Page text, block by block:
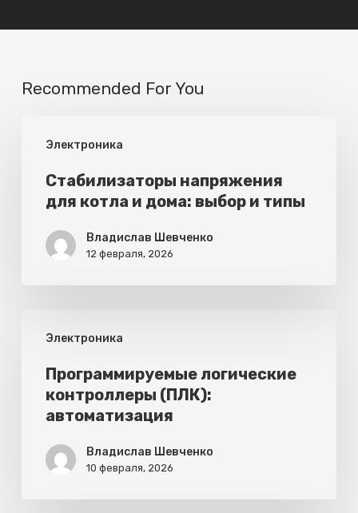
Recommended For You
Электроника
напряжения
котла
дома:
типы
Стабилизаторы напряжения
для котла и дома: выбор и типы
Владислав Шевченко
12 февраля, 2026
Электроника
логические
контроллеры
(ПЛК):
автоматизация
Программируемые логические
контроллеры (ПЛК):
автоматизация
Владислав Шевченко
10 февраля, 2026